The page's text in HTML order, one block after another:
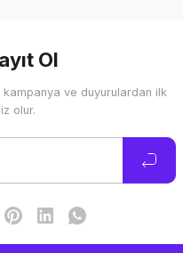
Ol
ve duyurulardan ilk
olur.